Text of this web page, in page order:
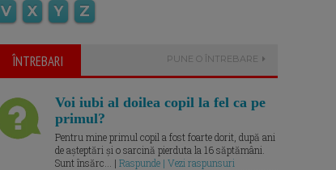
V
X Y Z
ÎNTREBARI PUNE O ÎNTREBARE
Voi iubi al doilea copil la fel ca pe
primul?
Pentru mine primul copil a fost foarte dorit, după ani
de așteptări și o sarcină pierduta la 16 săptămâni.
Sunt însărc... | Raspunde | Vezi raspunsuri